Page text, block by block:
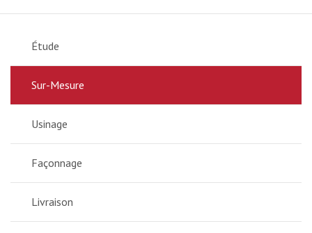
Étude
Sur-Mesure
Usinage
Façonnage
Livraison